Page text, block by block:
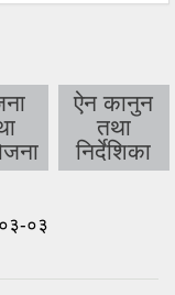
ऐन कानुन
तथा
निर्देशिका
०३